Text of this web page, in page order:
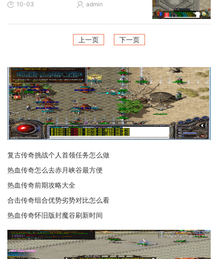
10-03 admin
上一页 下一页
复古传奇挑战个人首领任务怎么做
热血传奇怎么去赤月峡谷最方便
热血传奇前期攻略大全
合击传奇组合优势劣势对比怎么看
热血传奇怀旧版封魔谷刷新时间